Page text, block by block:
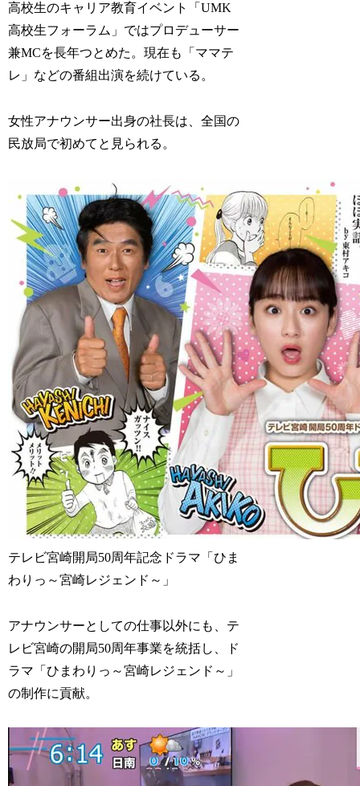
高校生のキャリア教育イベント「UMK
高校生フォーラム」ではプロデューサー
兼MCを長年つとめた。現在も「ママテ
レ」などの番組出演を続けている。
女性アナウンサー出身の社長は、全国の
民放局で初めてと見られる。
テレビ宮崎開局50周年記念ドラマ「ひま
わりっ～宮崎レジェンド～」
アナウンサーとしての仕事以外にも、テ
レビ宮崎の開局50周年事業を統括し、ド
ラマ「ひまわりっ～宮崎レジェンド～」
の制作に貢献。